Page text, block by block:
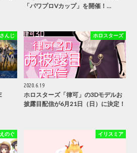
「パワプロVカップ」を開催！…
んじ ホロスターズ
2020.6.19
ホロスターズ「律可」の3Dモデルお
披露目配信が6月21日（日）に決定！
えのぐ イリスミア